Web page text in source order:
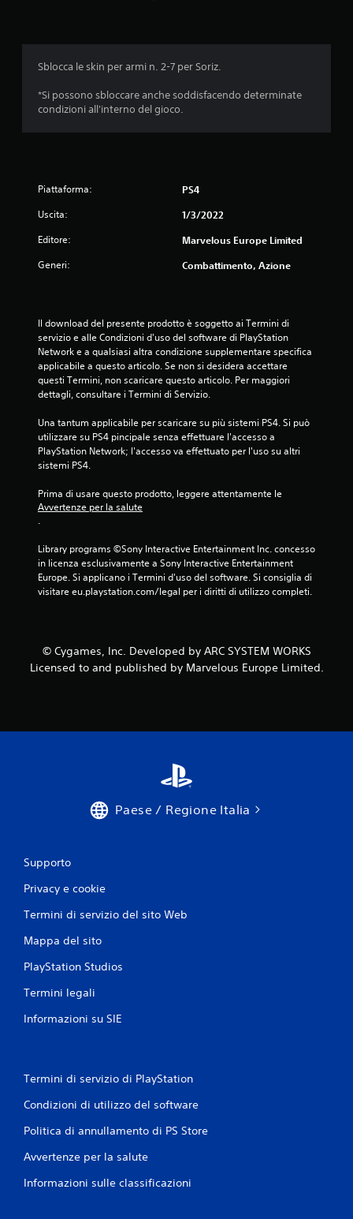
Sblocca le skin per armi n. 2-7 per Soriz.
*Si possono sbloccare anche soddisfacendo determinate
condizioni all'interno del gioco.
Piattaforma: PS4
Uscita: 1/3/2022
Editore: Marvelous Europe Limited
Generi: Combattimento, Azione
Il download del presente prodotto è soggetto ai Termini di
servizio e alle Condizioni d'uso del software di PlayStation
Network e a qualsiasi altra condizione supplementare specifica
applicabile a questo articolo. Se non si desidera accettare
questi Termini, non scaricare questo articolo. Per maggiori
dettagli, consultare i Termini di Servizio.
Una tantum applicabile per scaricare su più sistemi PS4. Si può
utilizzare su PS4 pincipale senza effettuare l'accesso a
PlayStation Network; l'accesso va effettuato per l'uso su altri
sistemi PS4.
Prima di usare questo prodotto, leggere attentamente le
Avvertenze per la salute
.
Library programs ©Sony Interactive Entertainment Inc. concesso
in licenza esclusivamente a Sony Interactive Entertainment
Europe. Si applicano i Termini d'uso del software. Si consiglia di
visitare eu.playstation.com/legal per i diritti di utilizzo completi.
© Cygames, Inc. Developed by ARC SYSTEM WORKS
Licensed to and published by Marvelous Europe Limited.
Paese / Regione Italia
Supporto
Privacy e cookie
Termini di servizio del sito Web
Mappa del sito
PlayStation Studios
Termini legali
Informazioni su SIE
Termini di servizio di PlayStation
Condizioni di utilizzo del software
Politica di annullamento di PS Store
Avvertenze per la salute
Informazioni sulle classificazioni